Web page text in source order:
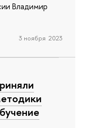
Владимир
3 ноября 2023